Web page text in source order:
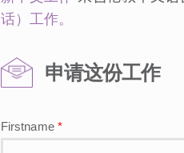
话）工作。
申请这份工作
Firstname *